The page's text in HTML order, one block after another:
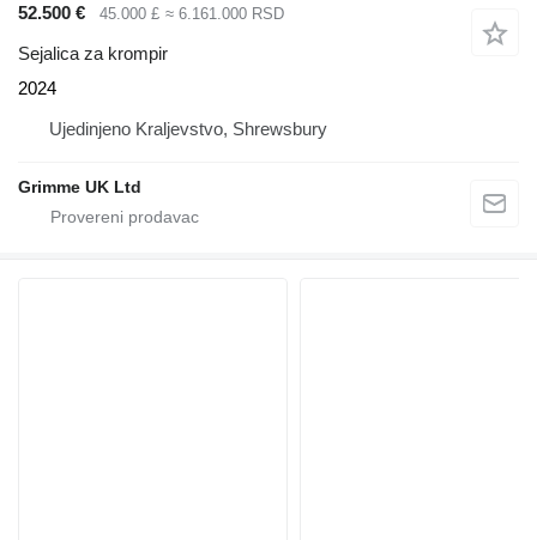
52.500 € 45.000 £ ≈ 6.161.000 RSD
Sejalica za krompir
2024
Ujedinjeno Kraljevstvo, Shrewsbury
Grimme UK Ltd